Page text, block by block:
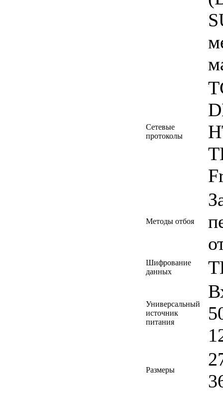
Сетевые
протоколы
Методы отбоя
Шифрование
данных
Универсальный
источник
питания
Размеры